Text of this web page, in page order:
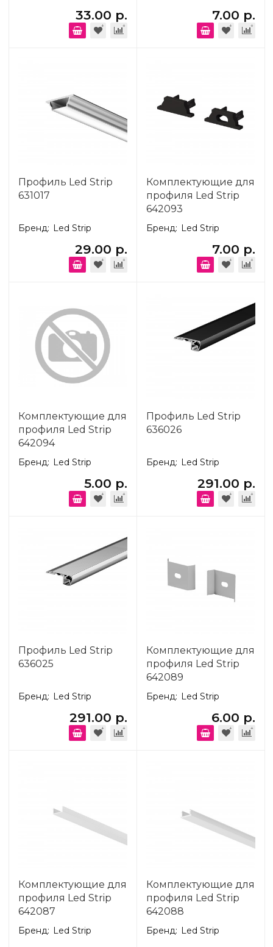
33.00 р. 7.00 р.
Профиль Led Strip
631017
Бренд: Led Strip
29.00 р.
Комплектующие для
профиля Led Strip
642093
Бренд: Led Strip
7.00 р.
Комплектующие для
профиля Led Strip
642094
Бренд: Led Strip
5.00 р.
Профиль Led Strip
636026
Бренд: Led Strip
291.00 р.
Профиль Led Strip
636025
Бренд: Led Strip
291.00 р.
Комплектующие для
профиля Led Strip
642089
Бренд: Led Strip
6.00 р.
Комплектующие для
профиля Led Strip
642087
Бренд: Led Strip
Комплектующие для
профиля Led Strip
642088
Бренд: Led Strip